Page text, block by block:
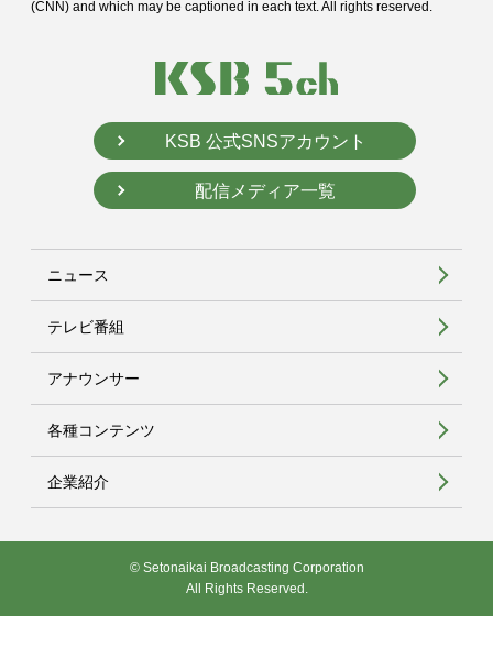
(CNN) and which may be captioned in each text. All rights reserved.
KSB 公式SNSアカウント
配信メディア一覧
ニュース
テレビ番組
アナウンサー
各種コンテンツ
企業紹介
© Setonaikai Broadcasting Corporation
All Rights Reserved.